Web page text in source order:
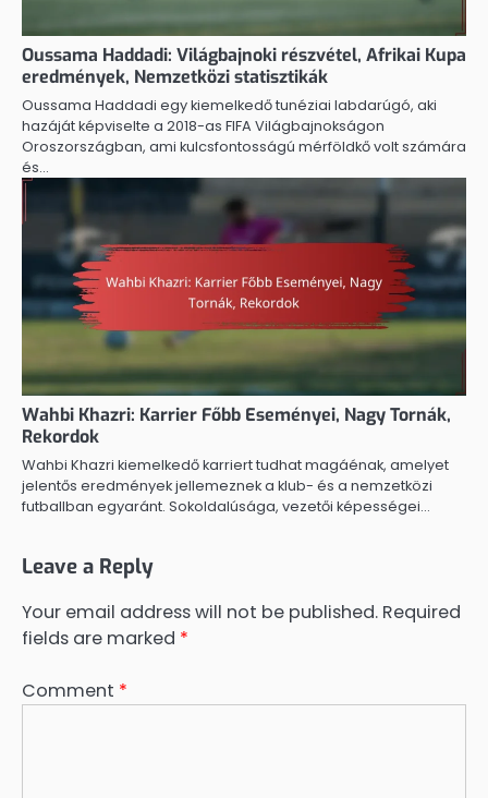
Oussama Haddadi: Világbajnoki részvétel, Afrikai Kupa
eredmények, Nemzetközi statisztikák
Oussama Haddadi egy kiemelkedő tunéziai labdarúgó, aki
hazáját képviselte a 2018-as FIFA Világbajnokságon
Oroszországban, ami kulcsfontosságú mérföldkő volt számára
és…
Wahbi Khazri: Karrier Főbb Eseményei, Nagy Tornák,
Rekordok
Wahbi Khazri kiemelkedő karriert tudhat magáénak, amelyet
jelentős eredmények jellemeznek a klub- és a nemzetközi
futballban egyaránt. Sokoldalúsága, vezetői képességei…
Leave a Reply
Your email address will not be published. Required
fields are marked *
Comment *